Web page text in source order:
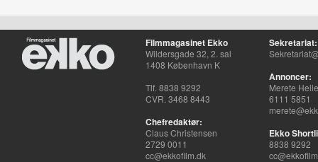
Filmmagasinet Ekko
Wildersgade 32, 2. sal
1408 København K
Tlf. 8838 9292
CVR. 3468 8443
Chefredaktør:
Claus Christensen
2729 0011
cc@ekkofilm.dk
Sekretariat:
Annoncer:
Merete
6111 5851
Ekko
8838 9292